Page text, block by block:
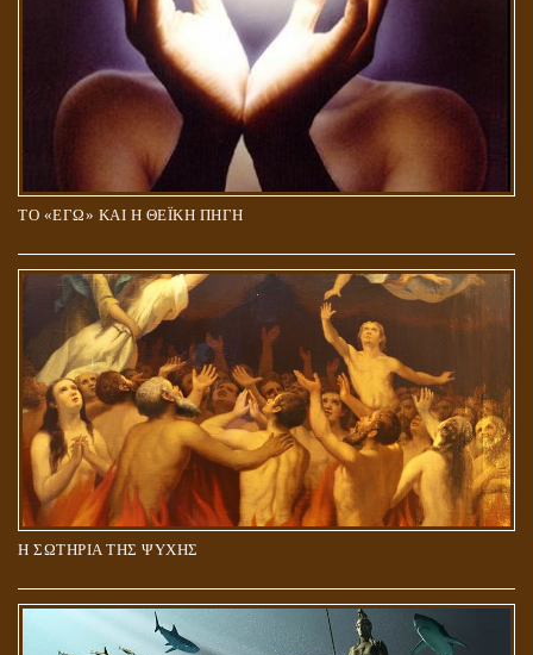
ΤΟ «ΕΓΩ» ΚΑΙ Η ΘΕΪΚΗ ΠΗΓΗ
Η ΣΩΤΗΡΙΑ ΤΗΣ ΨΥΧΗΣ